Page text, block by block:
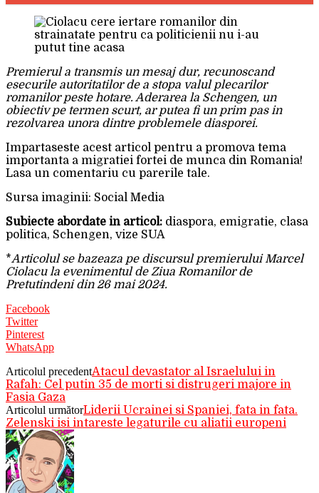
Premierul a transmis un mesaj dur, recunoscand
esecurile autoritatilor de a stopa valul plecarilor
romanilor peste hotare. Aderarea la Schengen, un
obiectiv pe termen scurt, ar putea fi un prim pas in
rezolvarea unora dintre problemele diasporei.
Impartaseste acest articol pentru a promova tema
importanta a migratiei fortei de munca din Romania!
Lasa un comentariu cu parerile tale.
Sursa imaginii: Social Media
Subiecte abordate in articol: diaspora, emigratie, clasa
politica, Schengen, vize SUA
*Articolul se bazeaza pe discursul premierului Marcel
Ciolacu la evenimentul de Ziua Romanilor de
Pretutindeni din 26 mai 2024.
Facebook
Twitter
Pinterest
WhatsApp
Articolul precedentAtacul devastator al Israelului in
Rafah: Cel putin 35 de morti si distrugeri majore in
Fasia Gaza
Articolul următorLiderii Ucrainei si Spaniei, fata in fata.
Zelenski isi intareste legaturile cu aliatii europeni